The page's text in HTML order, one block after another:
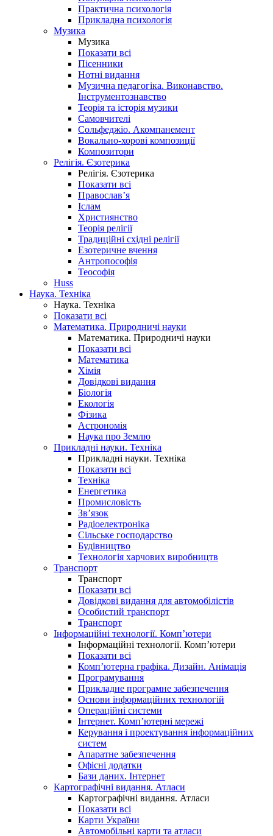
Практична психологія
Прикладна психологія
Музика
Музика
Показати всі
Пісенники
Нотні видання
Музична педагогіка. Виконавство.
Інструментознавство
Теорія та історія музики
Самовчителі
Сольфеджіо. Акомпанемент
Вокально-хорові композиції
Композитори
Релігія. Єзотерика
Релігія. Єзотерика
Показати всі
Православ’я
Іслам
Християнство
Теорія релігії
Традиційні східні релігії
Езотеричне вчення
Антропософія
Теософія
Huss
Наука. Техніка
Наука. Техніка
Показати всі
Математика. Природничі науки
Математика. Природничі науки
Показати всі
Математика
Хімія
Довідкові видання
Біологія
Екологія
Фізика
Астрономія
Наука про Землю
Прикладні науки. Техніка
Прикладні науки. Техніка
Показати всі
Техніка
Енергетика
Промисловість
Зв’язок
Радіоелектроніка
Сільське господарство
Будівництво
Технологія харчових виробництв
Транспорт
Транспорт
Показати всі
Довідкові видання для автомобілістів
Особистий транспорт
Транспорт
Інформаційні технології. Комп’ютери
Інформаційні технології. Комп’ютери
Показати всі
Комп’ютерна графіка. Дизайн. Анімація
Програмування
Прикладне програмне забезпечення
Основи інформаційних технологій
Операційні системи
Інтернет. Комп’ютерні мережі
Керування і проектування інформаційних
систем
Апаратне забезпечення
Офісні додатки
Бази даних. Інтернет
Картографічні видання. Атласи
Картографічні видання. Атласи
Показати всі
Карти України
Автомобільні карти та атласи